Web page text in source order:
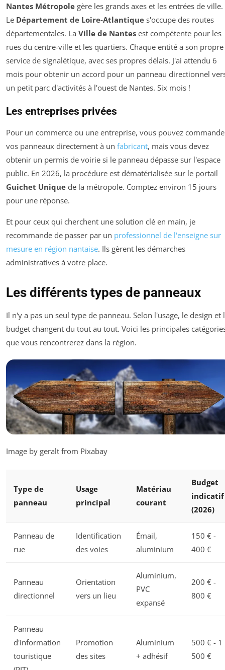
Nantes Métropole gère les grands axes et les entrées de ville.
Le Département de Loire-Atlantique s'occupe des routes
départementales. La Ville de Nantes est compétente pour les
rues du centre-ville et les quartiers. Chaque entité a son propre
service de signalétique, avec ses propres délais. J'ai attendu 6
mois pour obtenir un accord pour un panneau directionnel
un petit parc d'activités à l'ouest de Nantes. Six mois !
Les entreprises privées
Pour un commerce ou une entreprise, vous pouvez
vos panneaux directement à un fabricant, mais vous devez
obtenir un permis de voirie si le panneau dépasse sur l'espace
public. En 2026, la procédure est dématérialisée sur le portail
Guichet Unique de la métropole. Comptez environ 15 jours
pour une réponse.
Et pour ceux qui cherchent une solution clé en main, je
recommande de passer par un professionnel de l'enseigne sur
mesure en région nantaise. Ils gèrent les démarches
administratives à votre place.
Les différents types de panneaux
Il n'y a pas un seul type de panneau. Selon l'usage, le design et
budget changent du tout au tout. Voici les principales
que vous rencontrerez dans la région.
Image by geralt from Pixabay
Type de
panneau
Usage
principal
Matériau
courant
Budget
indicatif
(2026)
Panneau de
rue
Identification
des voies
Émail,
aluminium
150 € -
400 €
Panneau
directionnel
Orientation
vers un lieu
Aluminium,
PVC
expansé
200 € -
800 €
Panneau
d'information
touristique
Promotion
des sites
Aluminium
+ adhésif
500 € - 1
500 €